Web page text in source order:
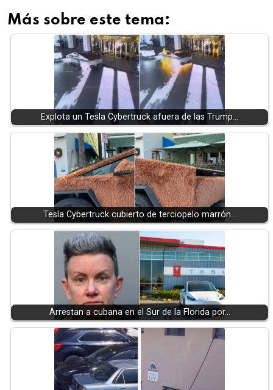
Más sobre este tema:
Explota un Tesla Cybertruck afuera de las Trump…
Tesla Cybertruck cubierto de terciopelo marrón…
Arrestan a cubana en el Sur de la Florida por…